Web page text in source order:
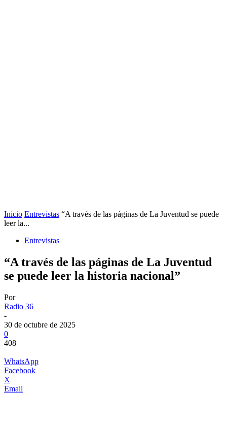
Inicio Entrevistas “A través de las páginas de La Juventud se puede
leer la...
Entrevistas
“A través de las páginas de La Juventud
se puede leer la historia nacional”
Por
Radio 36
-
30 de octubre de 2025
0
408
WhatsApp
Facebook
X
Email